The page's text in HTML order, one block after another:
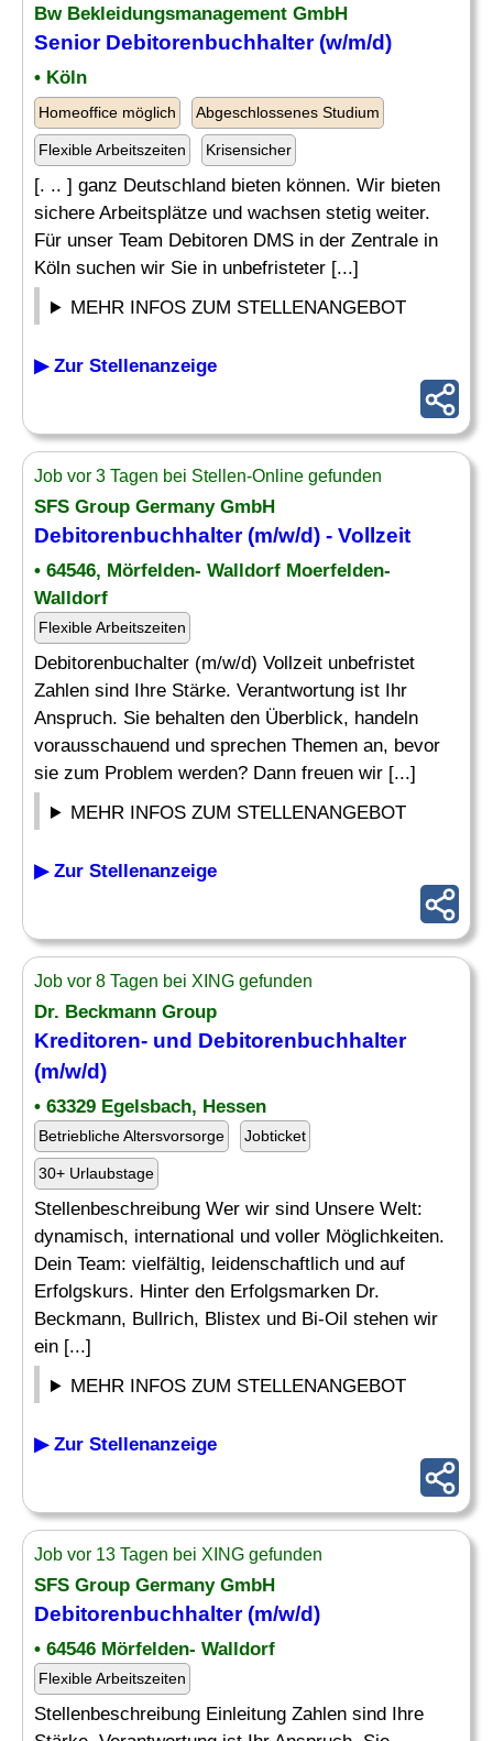
Bw Bekleidungsmanagement GmbH
Senior Debitorenbuchhalter(w/m/d)
• Köln
Homeoffice möglich Abgeschlossenes Studium
Flexible Arbeitszeiten Krisensicher
[. .. ] ganz Deutschland bieten können. Wir bieten
sichere Arbeitsplätze und wachsen stetig weiter.
Für unser Team Debitoren DMS in der Zentrale in
Köln suchen wir Sie in unbefristeter [...]
MEHR INFOS ZUM STELLENANGEBOT
▶ Zur Stellenanzeige
Job vor 3 Tagen bei Stellen-Online gefunden
SFS Group Germany GmbH
Debitorenbuchhalter(m/w/d) - Vollzeit
• 64546, Mörfelden- Walldorf Moerfelden-
Walldorf
Flexible Arbeitszeiten
Debitorenbuchalter (m/w/d) Vollzeit unbefristet
Zahlen sind Ihre Stärke. Verantwortung ist Ihr
Anspruch. Sie behalten den Überblick, handeln
vorausschauend und sprechen Themen an, bevor
sie zum Problem werden? Dann freuen wir [...]
MEHR INFOS ZUM STELLENANGEBOT
▶ Zur Stellenanzeige
Job vor 8 Tagen bei XING gefunden
Dr. Beckmann Group
Kreditoren- und Debitorenbuchhalter
(m/w/d)
• 63329 Egelsbach, Hessen
Betriebliche Altersvorsorge Jobticket
30+ Urlaubstage
Stellenbeschreibung Wer wir sind Unsere Welt:
dynamisch, international und voller Möglichkeiten.
Dein Team: vielfältig, leidenschaftlich und auf
Erfolgskurs. Hinter den Erfolgsmarken Dr.
Beckmann, Bullrich, Blistex und Bi-Oil stehen wir
ein [...]
MEHR INFOS ZUM STELLENANGEBOT
▶ Zur Stellenanzeige
Job vor 13 Tagen bei XING gefunden
SFS Group Germany GmbH
Debitorenbuchhalter(m/w/d)
• 64546 Mörfelden- Walldorf
Flexible Arbeitszeiten
Stellenbeschreibung Einleitung Zahlen sind Ihre